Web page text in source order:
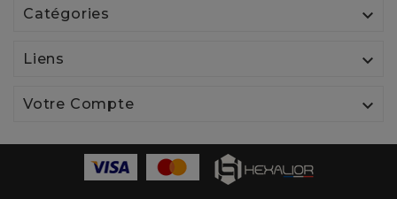
Catégories 
Liens 
Votre Compte 